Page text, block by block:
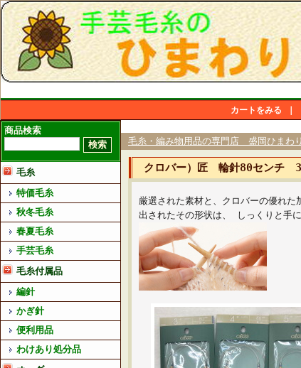
カートをみる
商品検索
毛糸
特価毛糸
秋冬毛糸
春夏毛糸
手芸毛糸
毛糸付属品
編針
かぎ針
便利用品
わけあり処分品
毛糸・編み物用品の専門店 盛岡ひまわり
クロバー）匠 輪針80センチ
厳選された素材と、クロバーの優れ
出されたその形状は、 しっくりと手